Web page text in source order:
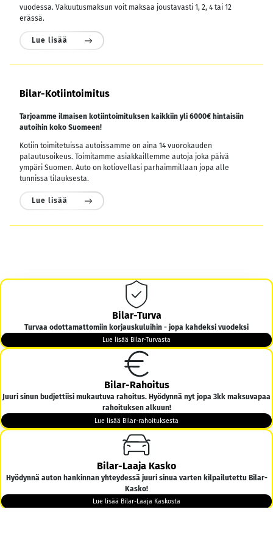
vuodessa. Vakuutusmaksun voit maksaa joustavasti 1, 2, 4 tai 12
erässä.
Lue lisää
Bilar-Kotiintoimitus
Tarjoamme ilmaisen kotiintoimituksen kaikkiin yli 6000€ hintaisiin
autoihin koko Suomeen!
Kotiin toimitetuissa autoissamme on aina 14 vuorokauden
palautusoikeus. Toimitamme asiakkaillemme autoja joka päivä
ympäri Suomen. Auto on kotiovellasi parhaimmillaan jopa alle
tunnissa tilauksesta.
Lue lisää
Bilar-Turva
Turvaa odottamattomiin korjauskuluihin - jopa kahdeksi vuodeksi
Lue lisää Bilar-Turvasta
Bilar-Rahoitus
Juuri sinun budjettiisi mukautuva rahoitus. Hyödynnä nyt jopa 3kk maksuvapaa
rahoituksen alkuun!
Lue lisää Bilar-rahoituksesta
Bilar-Laaja Kasko
Hyödynnä auton hankinnan yhteydessä juuri sinua varten kilpailutettu Bilar-
Kasko!
Lue lisää Bilar-Laaja Kaskosta